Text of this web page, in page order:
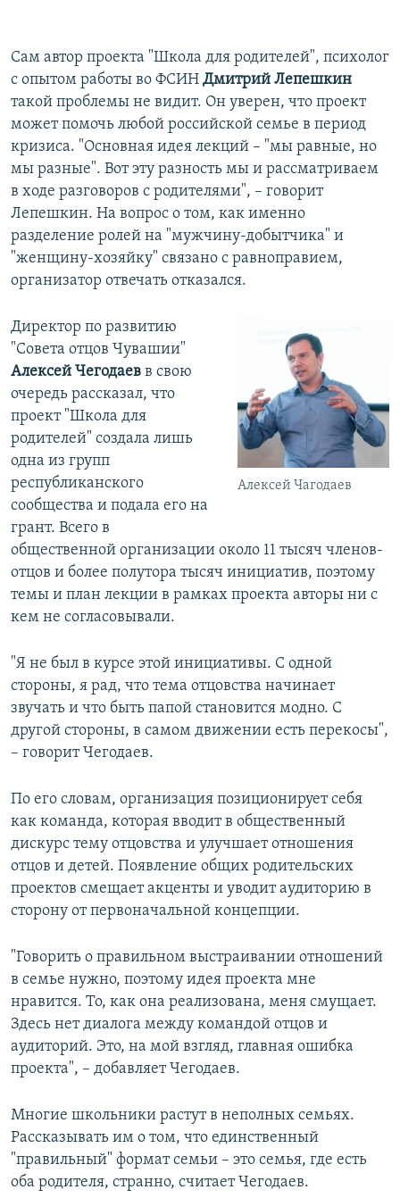
Сам автор проекта "Школа для родителей", психолог
с опытом работы во ФСИН Дмитрий Лепешкин
такой проблемы не видит. Он уверен, что проект
может помочь любой российской семье в период
кризиса. "Основная идея лекций – "мы равные, но
мы разные". Вот эту разность мы и рассматриваем
в ходе разговоров с родителями", – говорит
Лепешкин. На вопрос о том, как именно
разделение ролей на "мужчину-добытчика" и
"женщину-хозяйку" связано с равноправием,
организатор отвечать отказался.
Алексей Чагодаев
Директор по развитию
"Совета отцов Чувашии"
Алексей Чегодаев в свою
очередь рассказал, что
проект "Школа для
родителей" создала лишь
одна из групп
республиканского
сообщества и подала его на
грант. Всего в
общественной организации около 11 тысяч членов-
отцов и более полутора тысяч инициатив, поэтому
темы и план лекции в рамках проекта авторы ни с
кем не согласовывали.
"Я не был в курсе этой инициативы. С одной
стороны, я рад, что тема отцовства начинает
звучать и что быть папой становится модно. С
другой стороны, в самом движении есть перекосы",
– говорит Чегодаев.
По его словам, организация позиционирует себя
как команда, которая вводит в общественный
дискурс тему отцовства и улучшает отношения
отцов и детей. Появление общих родительских
проектов смещает акценты и уводит аудиторию в
сторону от первоначальной концепции.
"Говорить о правильном выстраивании отношений
в семье нужно, поэтому идея проекта мне
нравится. То, как она реализована, меня смущает.
Здесь нет диалога между командой отцов и
аудиторий. Это, на мой взгляд, главная ошибка
проекта", – добавляет Чегодаев.
Многие школьники растут в неполных семьях.
Рассказывать им о том, что единственный
"правильный" формат семьи – это семья, где есть
оба родителя, странно, считает Чегодаев.